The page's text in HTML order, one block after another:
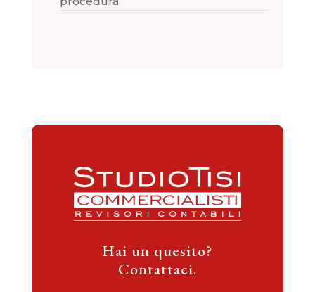
Hai un quesito?
Contattaci.